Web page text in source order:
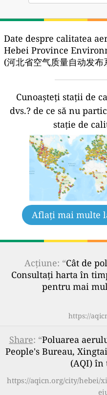
Date despre calitatea
Hebei Province
(河北省空气质量自动发布
Cunoașteți stații de
dvs.? de ce să nu
stație de
Aflați mai multe
Acțiune: “Cât de
Consultați harta în
pentru mai
https://
Share: “Poluarea
People's Bureau,
(AQI)
https://aqicn.org/city/hebei/